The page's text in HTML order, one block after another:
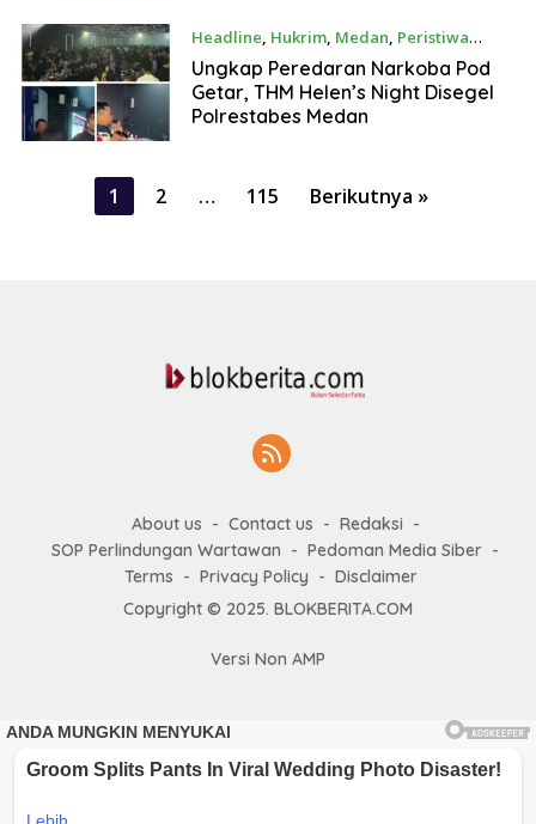
Headline, Hukrim, Medan, Peristiwa
Agustus 3, 2026
Ungkap Peredaran Narkoba Pod
Getar, THM Helen’s Night Disegel
Polrestabes Medan
Paginasi
1 2 … 115 Berikutnya »
About us Contact us
Redaksi
SOP Perlindungan Wartawan
Pedoman Media Siber
Terms
Privacy Policy
Disclaimer
Copyright © 2025. BLOKBERITA.COM
Versi Non AMP